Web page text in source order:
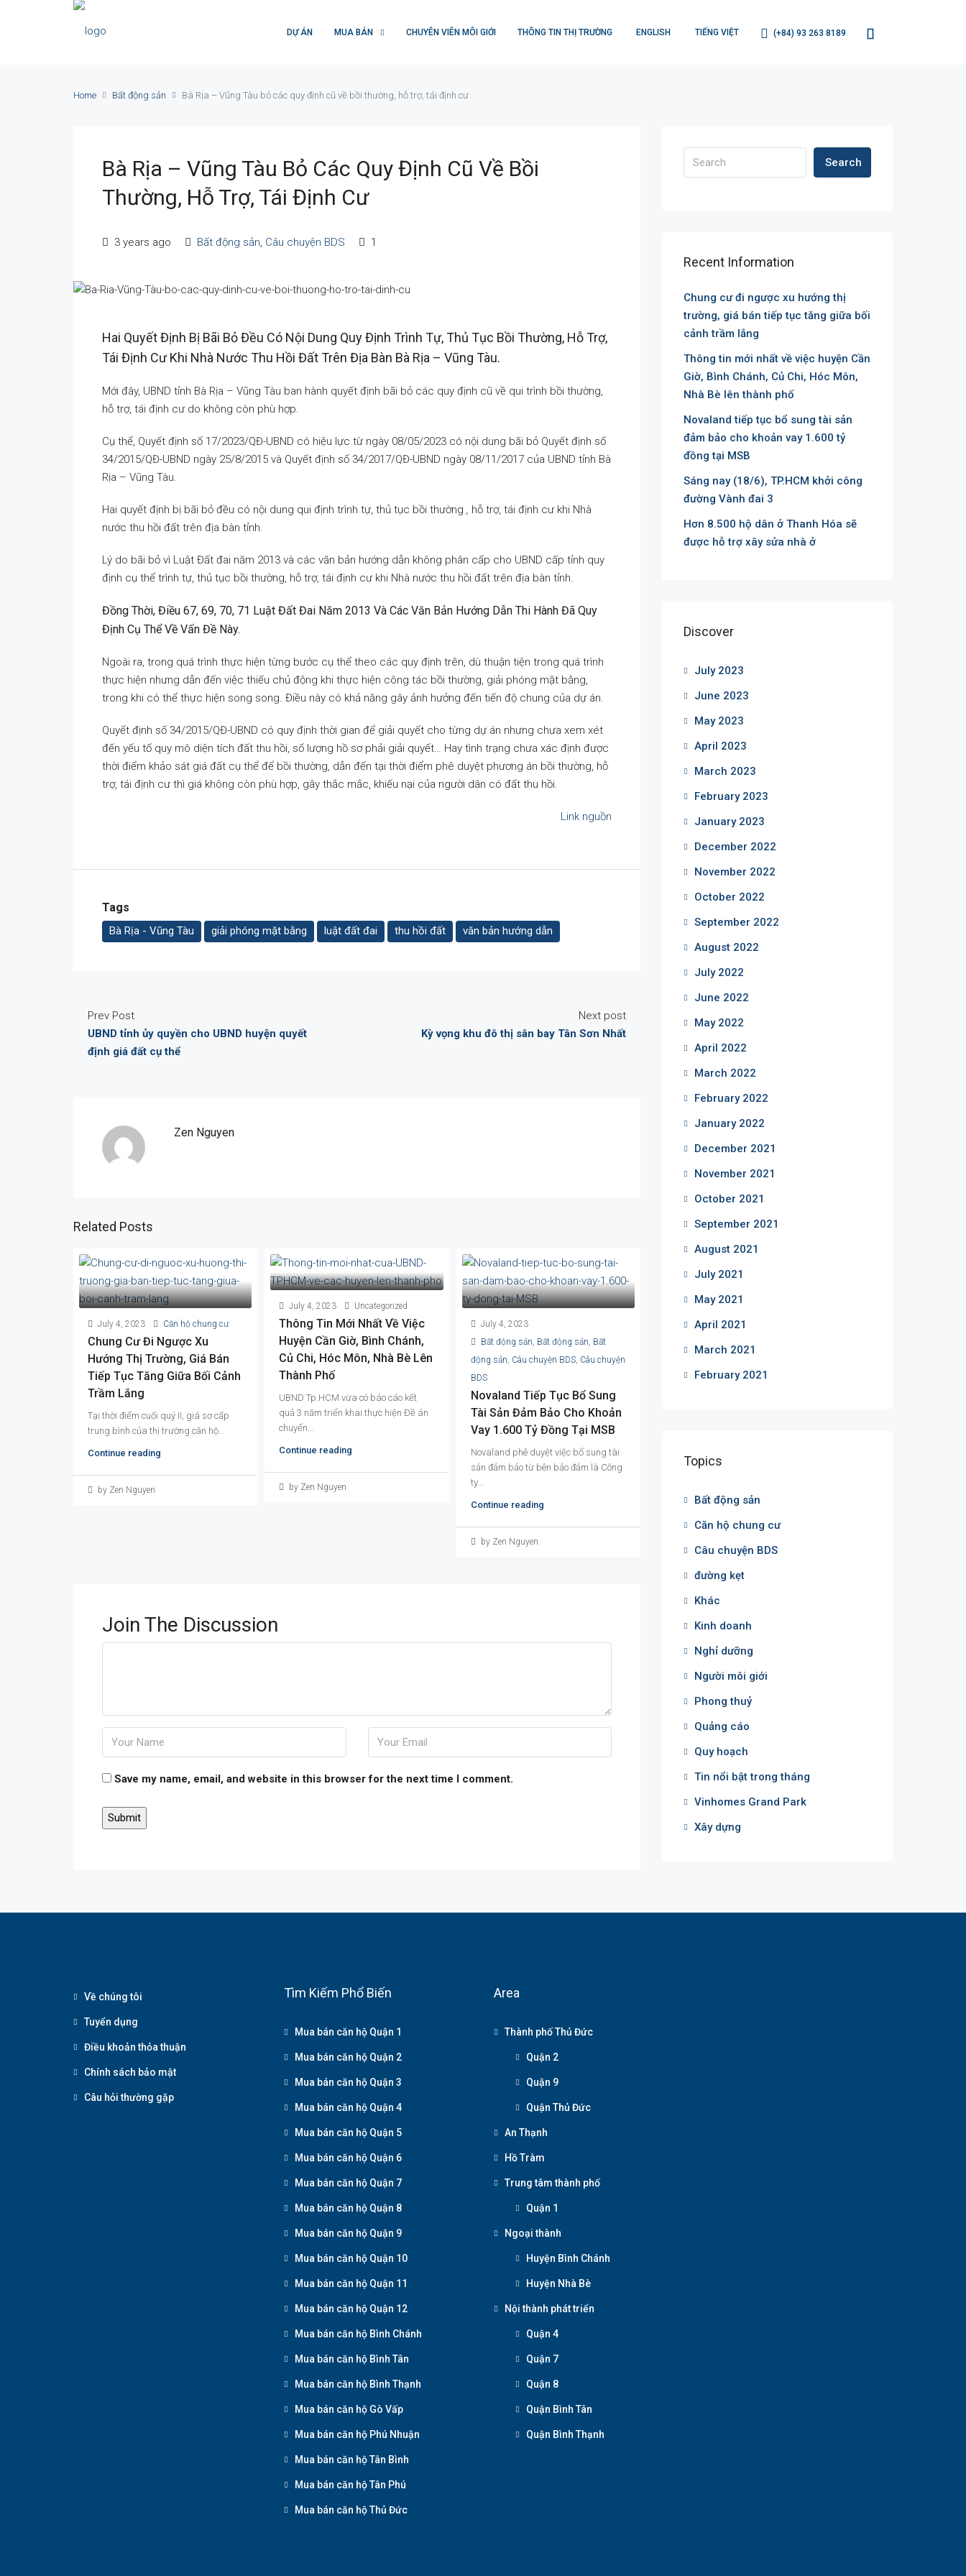
DỰ ÁN MUA BÁN CHUYÊN VIÊN MÔI GIỚI THÔNG TIN THỊ TRƯỜNG ENGLISH TIẾNG VIỆT (+84) 93 263 8189
Home Bất động sản Bà Rịa – Vũng Tàu bỏ các quy định cũ về bồi thường, hỗ trợ, tái định cư
Bà Rịa – Vũng Tàu Bỏ Các Quy Định Cũ Về Bồi
Thường, Hỗ Trợ, Tái Định Cư
3 years ago Bất động sản, Câu chuyện BDS 1
Hai Quyết Định Bị Bãi Bỏ Đều Có Nội Dung Quy Định Trình Tự, Thủ Tục Bồi Thường, Hỗ Trợ,
Tái Định Cư Khi Nhà Nước Thu Hồi Đất Trên Địa Bàn Bà Rịa – Vũng Tàu.
Mới đây, UBND tỉnh Bà Rịa – Vũng Tàu ban hành quyết định bãi bỏ các quy định cũ về qui trình bồi thường,
hỗ trợ, tái định cư do không còn phù hợp.
Cụ thể, Quyết định số 17/2023/QĐ-UBND có hiệu lực từ ngày 08/05/2023 có nội dung bãi bỏ Quyết định số
34/2015/QĐ-UBND ngày 25/8/2015 và Quyết định số 34/2017/QĐ-UBND ngày 08/11/2017 của UBND tỉnh Bà
Rịa – Vũng Tàu.
Hai quyết định bị bãi bỏ đều có nội dung qui định trình tự, thủ tục bồi thường
hỗ trợ, tái định cư khi Nhà
nước thu hồi đất trên địa bàn tỉnh.
Lý do bãi bỏ vì Luật Đất đai năm 2013 và các văn bản hướng dẫn không phân cấp cho UBND cấp tỉnh quy
định cụ thể trình tự, thủ tục bồi thường, hỗ trợ, tái định cư khi Nhà nước thu hồi đất trên địa bàn tỉnh.
Đồng Thời, Điều 67, 69, 70, 71 Luật Đất Đai Năm 2013 Và Các Văn Bản Hướng Dẫn Thi Hành Đã Quy
Định Cụ Thể Về Vấn Đề Này.
Ngoài ra, trong quá trình thực hiện từng bước cụ thể theo các quy định trên, dù thuận tiện trong quá trình
thực hiện nhưng dẫn đến việc thiếu chủ động khi thực hiện công tác bồi thường, giải phóng mặt bằng,
trong khi có thể thực hiện song song. Điều này có khả năng gây ảnh hưởng đến tiến độ chung của dự án.
Quyết định số 34/2015/QĐ-UBND có quy định thời gian để giải quyết cho từng dự án nhưng chưa xem xét
đến yếu tố quy mô diện tích đất thu hồi, số lượng hồ sơ phải giải quyết… Hay tình trạng chưa xác định được
thời điểm khảo sát giá đất cụ thể để bồi thường, dẫn đến tại thời điểm phê duyệt phương án bồi thường, hỗ
trợ, tái định cư thì giá không còn phù hợp, gây thắc mắc, khiếu nại của người dân có đất thu hồi.
Link nguồn
Tags
Bà Rịa - Vũng Tàu giải phóng mặt bằng luật đất đai thu hồi đất văn bản hướng dẫn
Prev Post
UBND tỉnh ủy quyền cho UBND huyện quyết
định giá đất cụ thể
Next post
Kỳ vọng khu đô thị sân bay Tân Sơn Nhất
Zen Nguyen
Related Posts
July 4, 2023 Căn hộ chung cư
Chung Cư Đi Ngược Xu
Hướng Thị Trường, Giá Bán
Tiếp Tục Tăng Giữa Bối Cảnh
Trầm Lắng
Tại thời điểm cuối quý II, giá sơ cấp
trung bình của thị trường căn hộ...
Continue reading
by Zen Nguyen
July 4, 2023 Uncategorized
Thông Tin Mới Nhất Về Việc
Huyện Cần Giờ, Bình Chánh,
Củ Chi, Hóc Môn, Nhà Bè Lên
Thành Phố
UBND Tp.HCM vừa có báo cáo kết
quả 3 năm triển khai thực hiện Đề án
chuyển...
Continue reading
by Zen Nguyen
July 4, 2023
Bất động sản Bất động sản Bất
động sản Câu chuyện BDS, Câu chuyện
BDS
Novaland Tiếp Tục Bổ Sung
Tài Sản Đảm Bảo Cho Khoản
Vay 1.600 Tỷ Đồng Tại MSB
Novaland phê duyệt việc bổ sung tài
sản đảm bảo từ bên bảo đảm là Công
ty...
Continue reading
by Zen Nguyen
Join The Discussion
Save my name, email, and website in this browser for the next time I comment.
Search
Recent Information
Chung cư đi ngược xu hướng thị
trường, giá bán tiếp tục tăng giữa bối
cảnh trầm lắng
Thông tin mới nhất về việc huyện Cần
Giờ, Bình Chánh, Củ Chi, Hóc Môn,
Nhà Bè lên thành phố
Novaland tiếp tục bổ sung tài sản
đảm bảo cho khoản vay 1.600 tỷ
đồng tại MSB
Sáng nay (18/6), TP.HCM khởi công
đường Vành đai 3
Hơn 8.500 hộ dân ở Thanh Hóa sẽ
được hỗ trợ xây sửa nhà ở
Discover
July 2023
June 2023
May 2023
April 2023
March 2023
February 2023
January 2023
December 2022
November 2022
October 2022
September 2022
August 2022
July 2022
June 2022
May 2022
April 2022
March 2022
February 2022
January 2022
December 2021
November 2021
October 2021
September 2021
August 2021
July 2021
May 2021
April 2021
March 2021
February 2021
Topics
Bất động sản
Căn hộ chung cư
Câu chuyện BDS
đường kẹt
Khác
Kinh doanh
Nghỉ dưỡng
Người môi giới
Phong thuỷ
Quảng cáo
Quy hoạch
Tin nổi bật trong tháng
Vinhomes Grand Park
Xây dựng
Về chúng tôi
Tuyển dụng
Điều khoản thỏa thuận
Chính sách bảo mật
Câu hỏi thường gặp
Tìm Kiếm Phổ Biến
Mua bán căn hộ Quận 1
Mua bán căn hộ Quận 2
Mua bán căn hộ Quận 3
Mua bán căn hộ Quận 4
Mua bán căn hộ Quận 5
Mua bán căn hộ Quận 6
Mua bán căn hộ Quận 7
Mua bán căn hộ Quận 8
Mua bán căn hộ Quận 9
Mua bán căn hộ Quận 10
Mua bán căn hộ Quận 11
Mua bán căn hộ Quận 12
Mua bán căn hộ Bình Chánh
Mua bán căn hộ Bình Tân
Mua bán căn hộ Bình Thạnh
Mua bán căn hộ Gò Vấp
Mua bán căn hộ Phú Nhuận
Mua bán căn hộ Tân Bình
Mua bán căn hộ Tân Phú
Mua bán căn hộ Thủ Đức
Area
Thành phố Thủ Đức
Quận 2
Quận 9
Quận Thủ Đức
An Thạnh
Hồ Tràm
Trung tâm thành phố
Quận 1
Ngoại thành
Huyện Bình Chánh
Huyện Nhà Bè
Nội thành phát triển
Quận 4
Quận 7
Quận 8
Quận Bình Tân
Quận Bình Thạnh